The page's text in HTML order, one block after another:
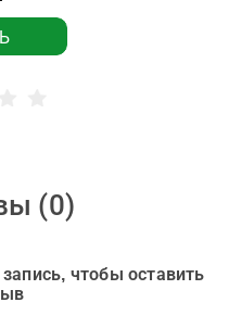
(0)
чтобы оставить